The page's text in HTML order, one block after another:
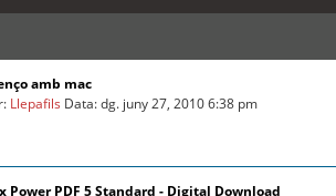
amb mac
Llepafils Data: dg. juny 27, 2010 6:38 pm
Power PDF 5 Standard - Digital Download